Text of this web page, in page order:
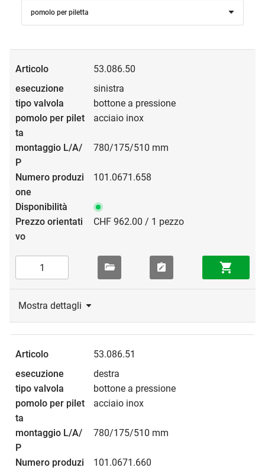
pomolo per piletta
53.086.50
sinistra
bottone a pressione
acciaio inox
780/175/510 mm
101.0671.658
CHF 962.00 / 1 pezzo
Mostra dettagli
53.086.51
destra
bottone a pressione
acciaio inox
780/175/510 mm
101.0671.660